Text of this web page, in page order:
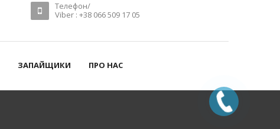
Телефон/
Viber : +38 066 509 17 05
ЗАПАЙЩИКИ ПРО НАС